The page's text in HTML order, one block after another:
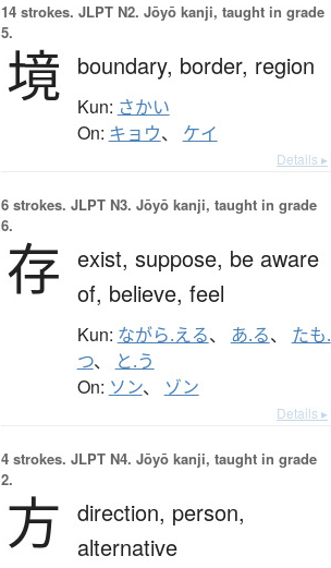
14 strokes. JLPT N2. Jōyō kanji, taught in grade
5.
境 boundary, border, region
Kun: さかい
On: キョウ、 ケイ
Details ▸
6 strokes. JLPT N3. Jōyō kanji, taught in grade
6.
存 exist, suppose, be aware
of, believe, feel
Kun: ながら.える、 あ.る、 たも.
つ、 と.う
On: ソン、 ゾン
Details ▸
4 strokes. JLPT N4. Jōyō kanji, taught in grade
2.
方 direction, person,
alternative